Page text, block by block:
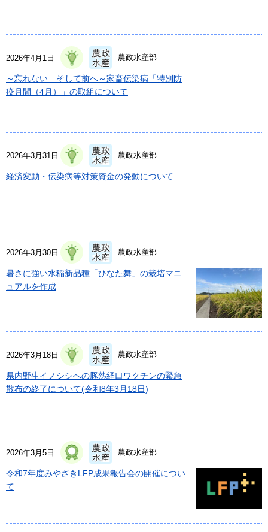
2026年4月1日 農政水産部
～忘れない そして前へ～家畜伝染病「特別防
疫月間（4月）」の取組について
2026年3月31日 農政水産部
経済変動・伝染病等対策資金の発動について
2026年3月30日 農政水産部
暑さに強い水稲新品種「ひなた舞」の栽培マニ
ュアルを作成
2026年3月18日 農政水産部
県内野生イノシシへの豚熱経口ワクチンの緊急
散布の終了について(令和8年3月18日)
2026年3月5日 農政水産部
令和7年度みやざきLFP成果報告会の開催につい
て